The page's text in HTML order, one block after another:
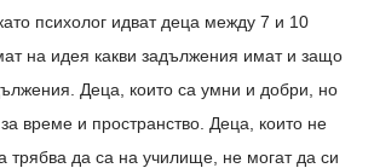
психолог идват деца между 7 и 10
на идея какви задължения имат и защо
Деца, които са умни и добри, но
време и пространство. Деца, които не
трябва да са на училище, не могат да си